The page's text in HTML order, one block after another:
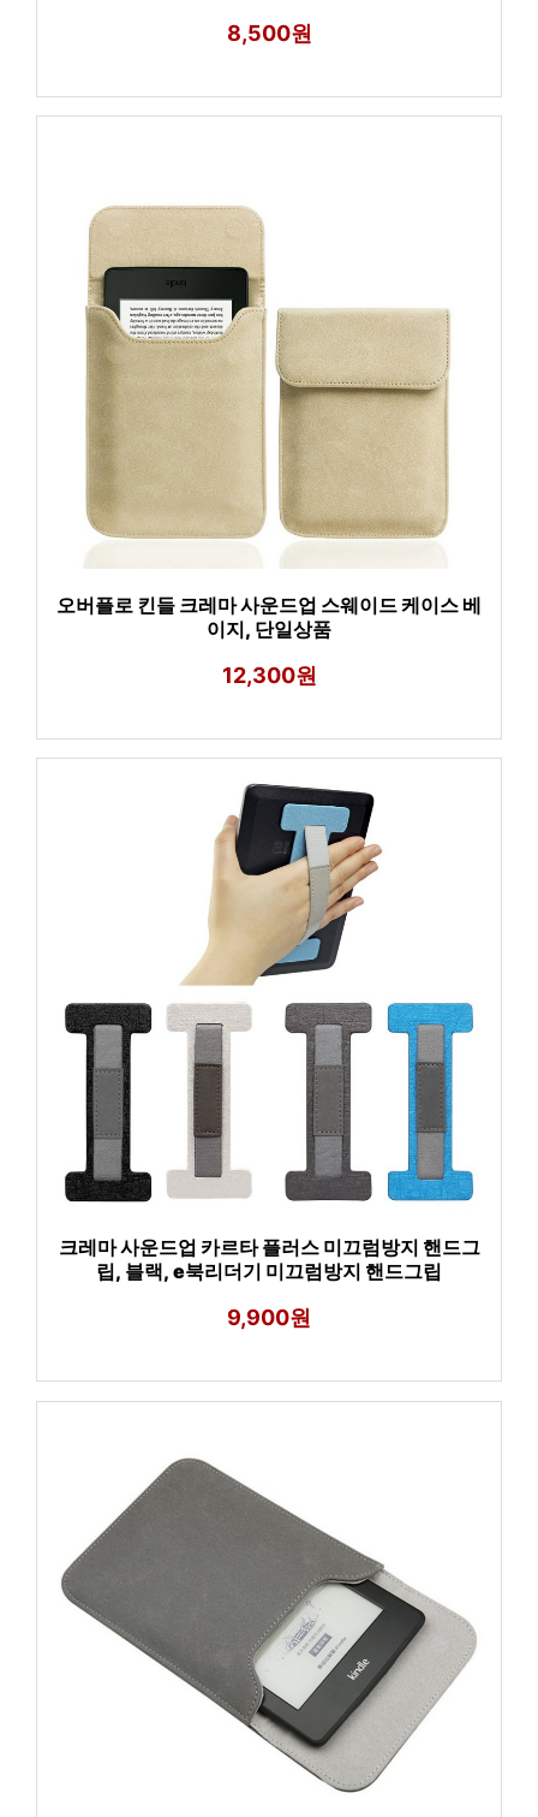
8,500원
오버플로 킨들 크레마 사운드업 스웨이드 케이스 베
이지, 단일상품
12,300원
크레마 사운드업 카르타 플러스 미끄럼방지 핸드그
립, 블랙, e북리더기 미끄럼방지 핸드그립
9,900원